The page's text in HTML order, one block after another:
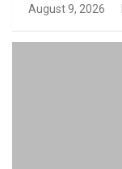
August 9, 2026